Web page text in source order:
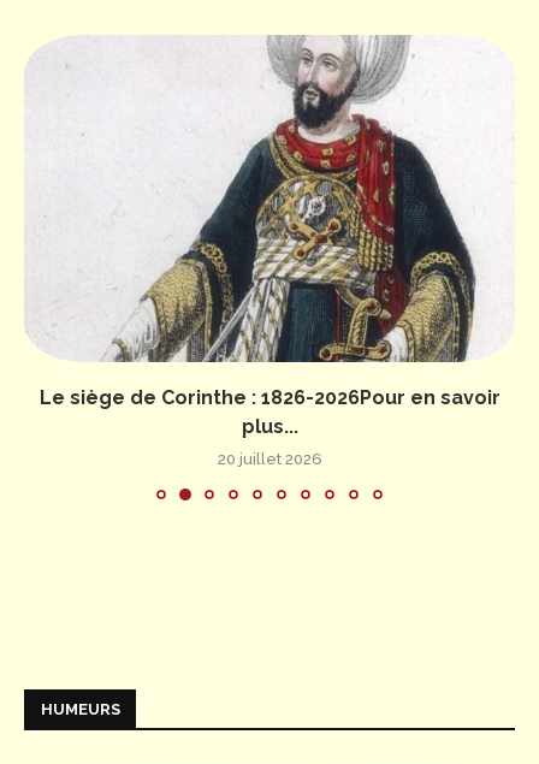
Le siège de Corinthe : 1826-2026Pour en savoir
plus...
20 juillet 2026
HUMEURS